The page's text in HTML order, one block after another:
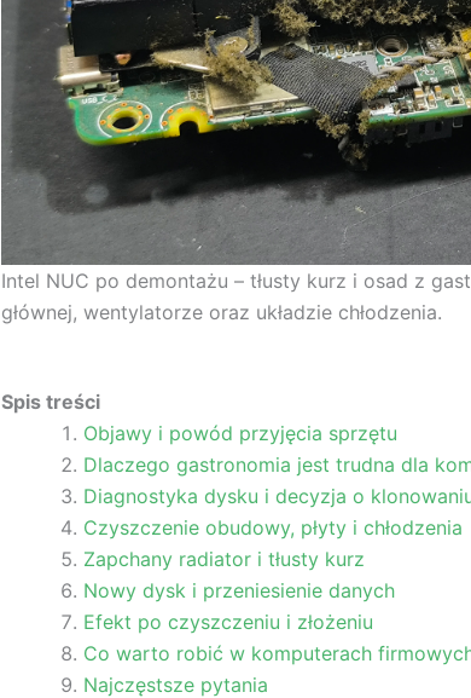
Intel NUC po demontażu – tłusty kurz i osad z
głównej, wentylatorze oraz układzie chłodzenia.
Spis treści
Objawy i powód przyjęcia sprzętu
Dlaczego gastronomia jest trudna dla
Diagnostyka dysku i decyzja o
Czyszczenie obudowy, płyty i chłodzenia
Zapchany radiator i tłusty kurz
Nowy dysk i przeniesienie danych
Efekt po czyszczeniu i złożeniu
Co warto robić w komputerach
Najczęstsze pytania